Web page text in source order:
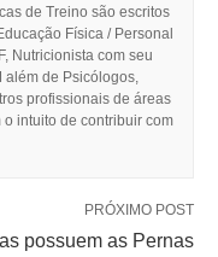
de Treino são escritos
Física / Personal
Nutricionista com seu
de Psicólogos,
profissionais de áreas
intuito de contribuir com
PRÓXIMO POST
possuem as Pernas